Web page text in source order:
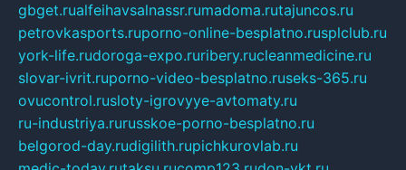
gbget.rualfeihavsalnassr.rumadoma.rutajuncos.ru
petrovkasports.ruporno-online-besplatno.rusplclub.ru
york-life.rudoroga-expo.ruribery.rucleanmedicine.ru
slovar-ivrit.ruporno-video-besplatno.ruseks-365.ru
ovucontrol.rusloty-igrovyye-avtomaty.ru
ru-industriya.rurusskoe-porno-besplatno.ru
belgorod-day.rudigilith.rupichkurovlab.ru